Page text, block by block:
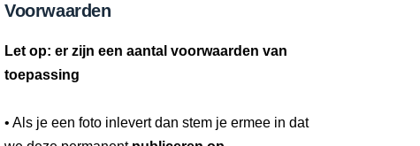
Voorwaarden
Let op: er zijn een aantal voorwaarden van
toepassing
• Als je een foto inlevert dan stem je ermee in dat